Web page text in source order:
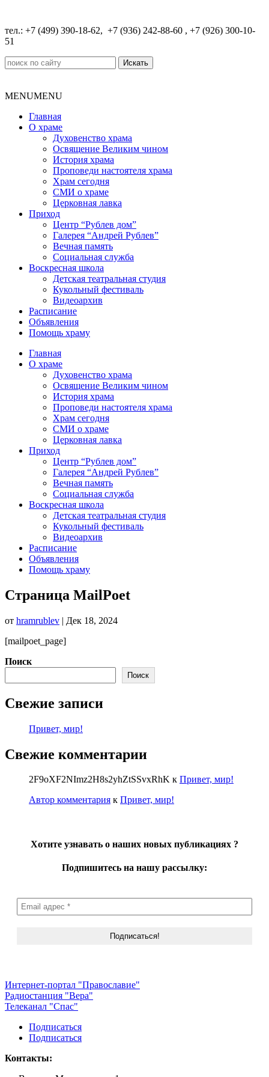
​тел.: +7 (499) 390-18-62, +7 (936) 242-88-60 , +7 (926) 300-10-
51
Поиск:
MENUMENU
Главная
О храме
Духовенство храма
Освящение Великим чином
История храма
Проповеди настоятеля храма
Храм сегодня
СМИ о храме
Церковная лавка
Приход
Центр “Рублев дом”
Галерея “Андрей Рублев”
Вечная память
Социальная служба
Воскресная школа
Детская театральная студия
Кукольный фестиваль
Видеоархив
Расписание
Объявления
Помощь храму
Главная
О храме
Духовенство храма
Освящение Великим чином
История храма
Проповеди настоятеля храма
Храм сегодня
СМИ о храме
Церковная лавка
Приход
Центр “Рублев дом”
Галерея “Андрей Рублев”
Вечная память
Социальная служба
Воскресная школа
Детская театральная студия
Кукольный фестиваль
Видеоархив
Расписание
Объявления
Помощь храму
Страница MailPoet
от hramrublev | Дек 18, 2024
[mailpoet_page]
Поиск
Поиск
Свежие записи
Привет, мир!
Свежие комментарии
2F9oXF2NImz2H8s2yhZtSSvxRhK к Привет, мир!
Автор комментария к Привет, мир!
Хотите узнавать о наших новых публикациях ?
Подпишитесь на нашу рассылку:
Интернет-портал "Православие"
Радиостанция "Вера"
Телеканал "Спас"
Подписаться
Подписаться
Контакты: